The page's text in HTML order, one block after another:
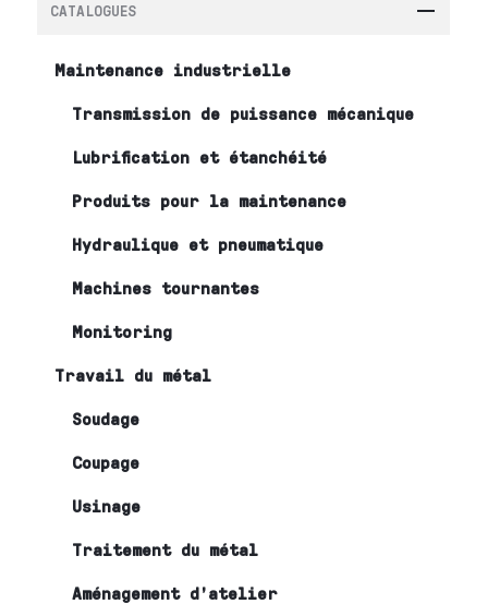
CATALOGUES
Maintenance industrielle
Transmission de puissance mécanique
Lubrification et étanchéité
Produits pour la maintenance
Hydraulique et pneumatique
Machines tournantes
Monitoring
Travail du métal
Soudage
Coupage
Usinage
Traitement du métal
Aménagement d’atelier